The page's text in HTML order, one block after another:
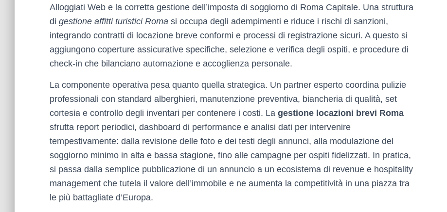
Alloggiati Web e la corretta gestione dell’imposta di soggiorno di Roma Capitale. Una struttura
di gestione affitti turistici Roma si occupa degli adempimenti e riduce i rischi di sanzioni,
integrando contratti di locazione breve conformi e processi di registrazione sicuri. A questo si
aggiungono coperture assicurative specifiche, selezione e verifica degli ospiti, e procedure di
check-in che bilanciano automazione e accoglienza personale.
La componente operativa pesa quanto quella strategica. Un partner esperto coordina pulizie
professionali con standard alberghieri, manutenzione preventiva, biancheria di qualità, set
cortesia e controllo degli inventari per contenere i costi. La gestione locazioni brevi Roma
sfrutta report periodici, dashboard di performance e analisi dati per intervenire
tempestivamente: dalla revisione delle foto e dei testi degli annunci, alla modulazione del
soggiorno minimo in alta e bassa stagione, fino alle campagne per ospiti fidelizzati. In pratica,
si passa dalla semplice pubblicazione di un annuncio a un ecosistema di revenue e hospitality
management che tutela il valore dell’immobile e ne aumenta la competitività in una piazza tra
le più battagliate d’Europa.